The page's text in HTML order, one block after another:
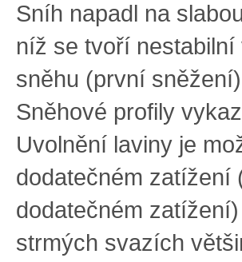
Sníh napadl na
níž se tvoří
sněhu (první
Sněhové profily
Uvolnění laviny je
dodatečném zatížení
dodatečném
strmých svazích